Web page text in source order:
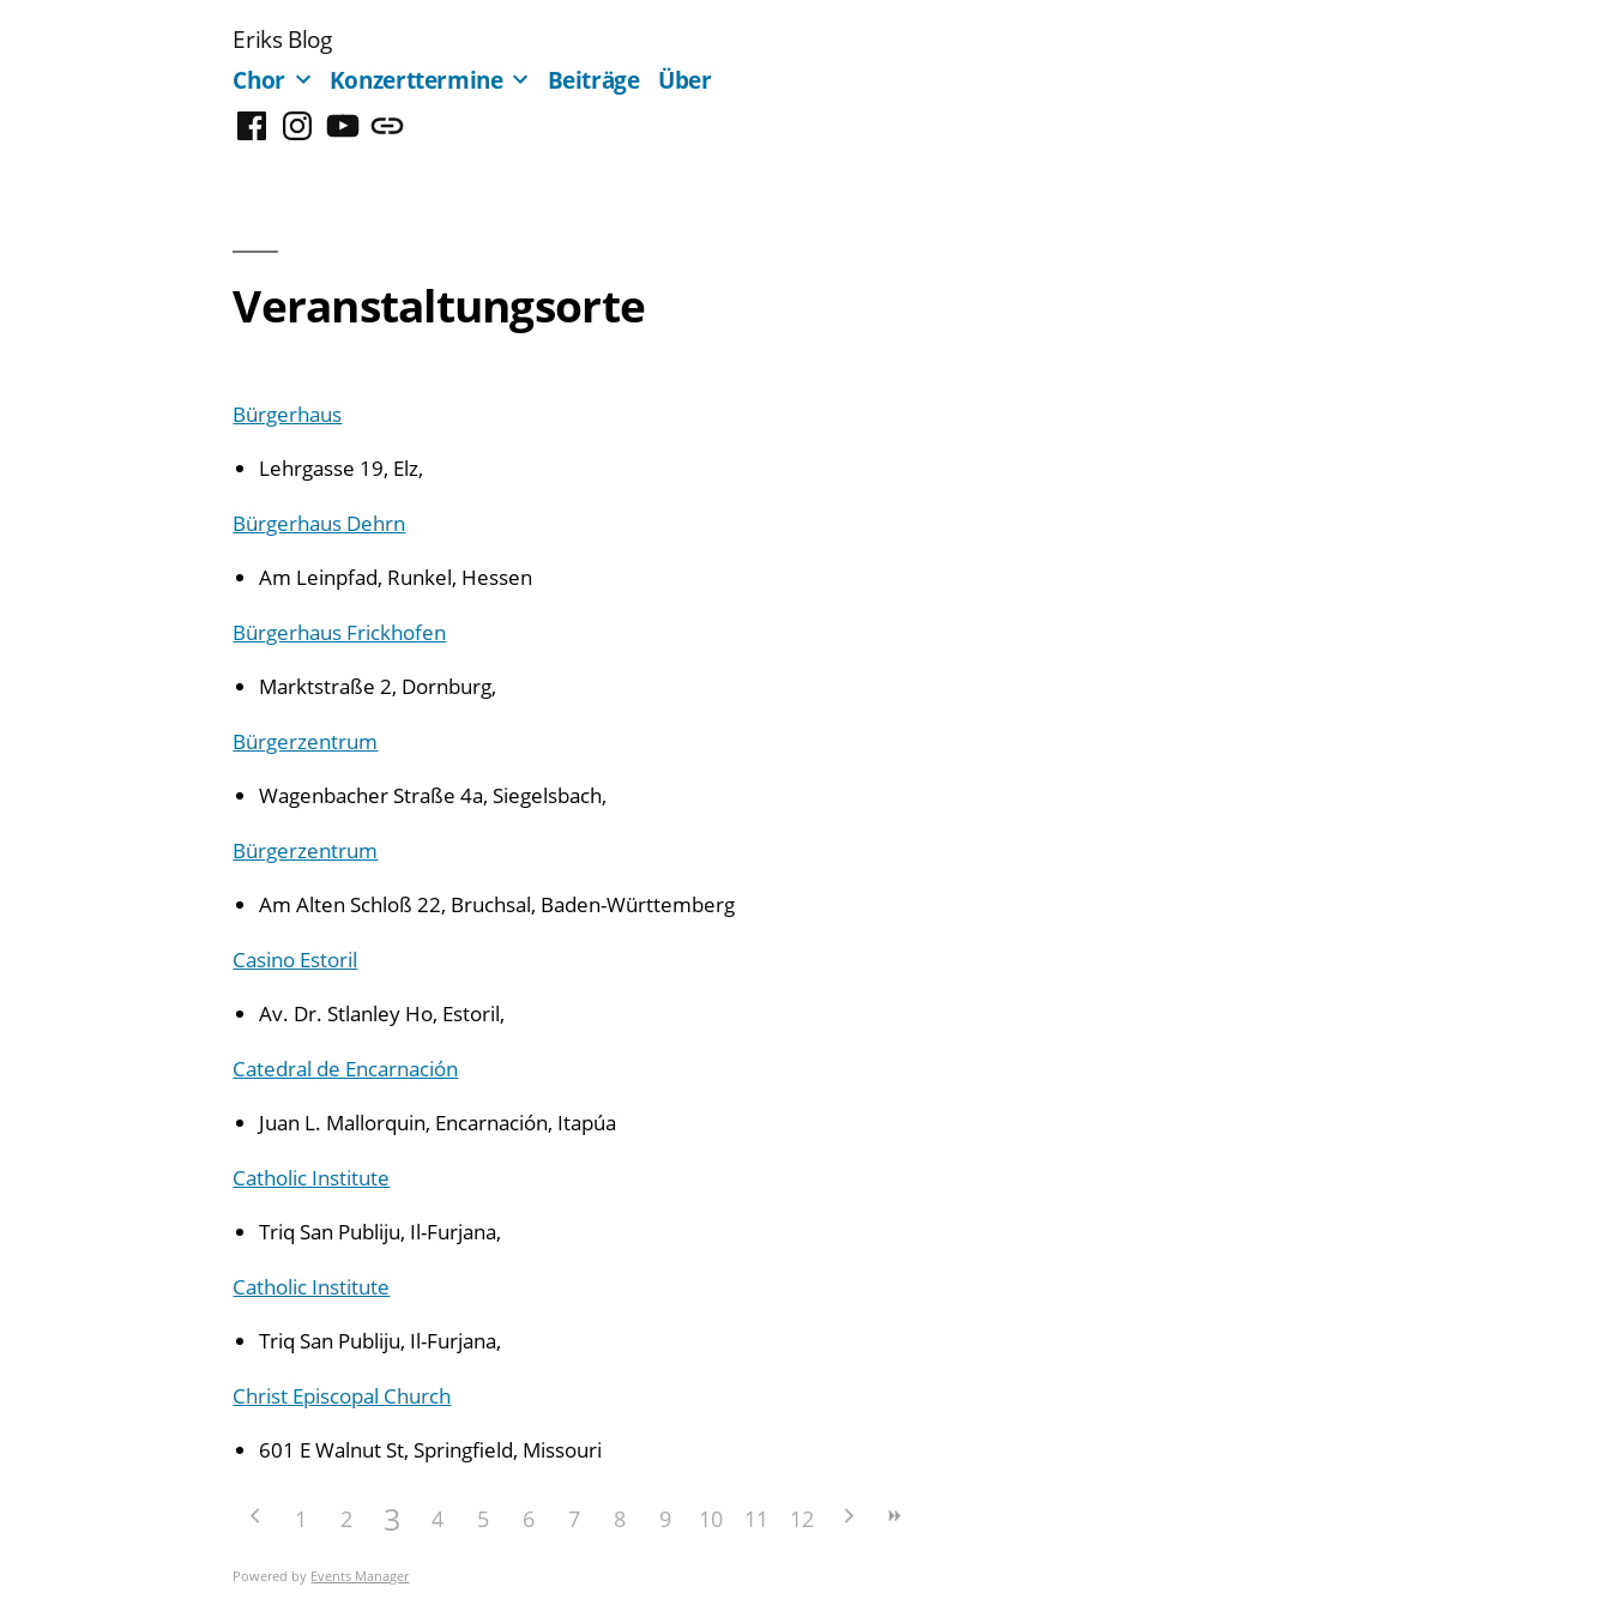
Eriks Blog
Chor
Konzerttermine Beiträge Über
FacebookInstagram
YouTubeMastodon
Veranstaltungsorte
Bürgerhaus
Lehrgasse 19, Elz,
Bürgerhaus Dehrn
Am Leinpfad, Runkel, Hessen
Bürgerhaus Frickhofen
Marktstraße 2, Dornburg,
Bürgerzentrum
Wagenbacher Straße 4a, Siegelsbach,
Bürgerzentrum
Am Alten Schloß 22, Bruchsal, Baden-Württemberg
Casino Estoril
Av. Dr. Stlanley Ho, Estoril,
Catedral de Encarnación
Juan L. Mallorquin, Encarnación, Itapúa
Catholic Institute
Triq San Publiju, Il-Furjana,
Catholic Institute
Triq San Publiju, Il-Furjana,
Christ Episcopal Church
601 E Walnut St, Springfield, Missouri
1 2 3 4 5 6 7 8 9 10 11 12
Powered by Events Manager